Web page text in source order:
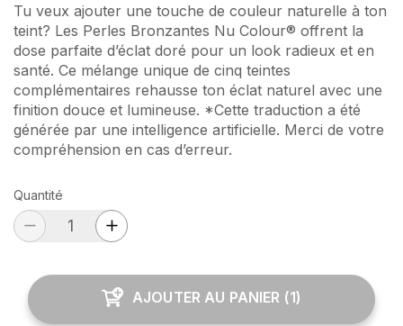
Tu veux ajouter une touche de couleur naturelle à ton
teint? Les Perles Bronzantes Nu Colour® offrent la
dose parfaite d’éclat doré pour un look radieux et en
santé. Ce mélange unique de cinq teintes
complémentaires rehausse ton éclat naturel avec une
finition douce et lumineuse. *Cette traduction a été
générée par une intelligence artificielle. Merci de votre
compréhension en cas d’erreur.
Quantité
AJOUTER AU PANIER (1)